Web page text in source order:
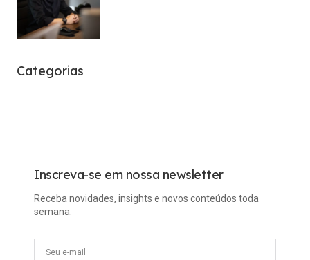
Categorias
Inscreva-se em nossa newsletter
Receba novidades, insights e novos conteúdos toda
semana.